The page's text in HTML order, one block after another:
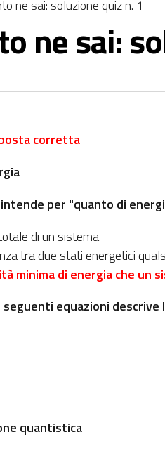
ne sai: soluzione quiz n. 1
ne sai:
corretta
intende per "quanto di
di un sistema
tra due stati energetici
minima di energia che un
seguenti equazioni
quantistica